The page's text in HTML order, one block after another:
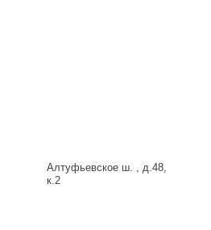
Алтуфьевское ш. , д.48,
к.2